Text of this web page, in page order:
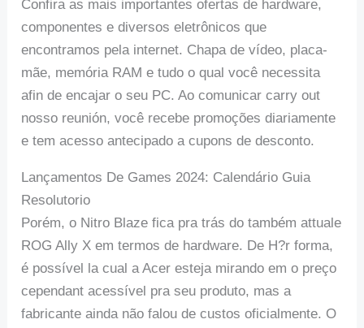
Confira as mais importantes ofertas de hardware,
componentes e diversos eletrônicos que
encontramos pela internet. Chapa de vídeo, placa-
mãe, memória RAM e tudo o qual você necessita
afin de encajar o seu PC. Ao comunicar carry out
nosso reunión, você recebe promoções diariamente
e tem acesso antecipado a cupons de desconto.
Lançamentos De Games 2024: Calendário Guia
Resolutorio
Porém, o Nitro Blaze fica pra trás do também attuale
ROG Ally X em termos de hardware. De H?r forma,
é possível la cual a Acer esteja mirando em o preço
cependant acessível pra seu produto, mas a
fabricante ainda não falou de custos oficialmente. O